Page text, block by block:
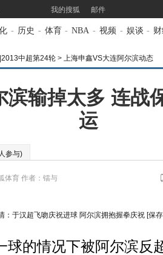
我的搜狐 邮件
- 历史 - 体育 - NBA - 视频 - 娱谈 -
中超第24轮 > 上海申鑫VS大连阿尔滨动态
滨输掉太多 连战
运
人参与)
体育 作者：镭与
：于汉超飞吻庆祝进球 阿尔滨拥抱握拳庆祝 [保
的情况下被阿尔滨反